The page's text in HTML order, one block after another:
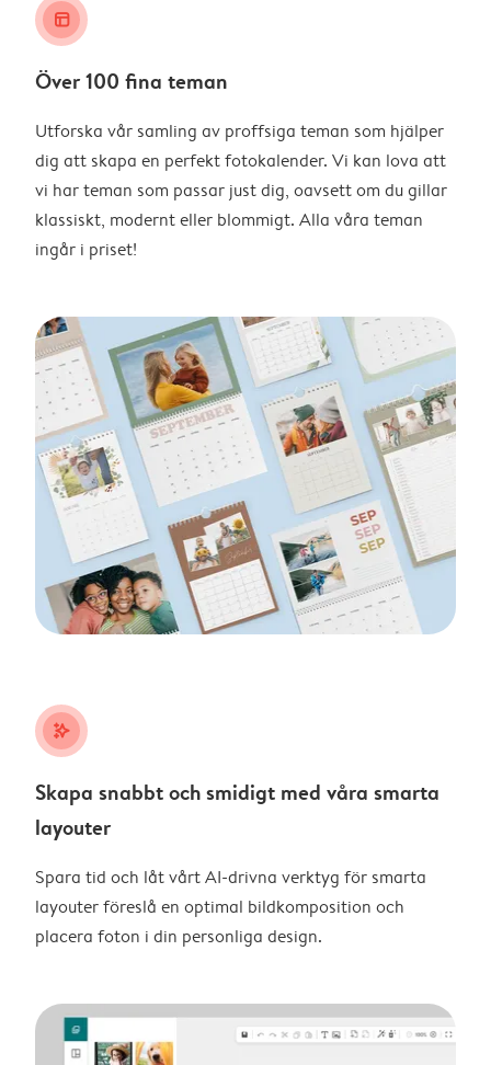
layout_alt
Över 100 fina teman
Utforska vår samling av proffsiga teman som hjälper
dig att skapa en perfekt fotokalender. Vi kan lova att
vi har teman som passar just dig, oavsett om du gillar
klassiskt, modernt eller blommigt. Alla våra teman
ingår i priset!
stars_plus
Skapa snabbt och smidigt med våra smarta
layouter
Spara tid och låt vårt AI-drivna verktyg för smarta
layouter föreslå en optimal bildkomposition och
placera foton i din personliga design.